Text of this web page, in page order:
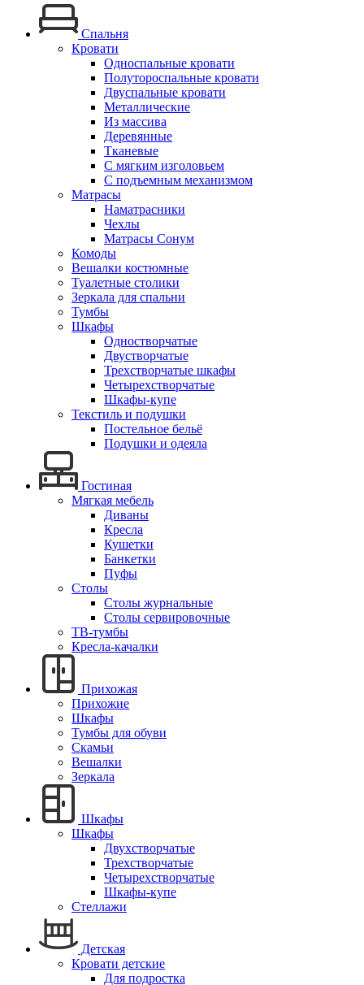
Спальня
Кровати
Односпальные кровати
Полутороспальные кровати
Двуспальные кровати
Металлические
Из массива
Деревянные
Тканевые
С мягким изголовьем
С подъемным механизмом
Матрасы
Наматрасники
Чехлы
Матрасы Сонум
Комоды
Вешалки костюмные
Туалетные столики
Зеркала для спальни
Тумбы
Шкафы
Одностворчатые
Двустворчатые
Трехстворчатые шкафы
Четырехстворчатые
Шкафы-купе
Текстиль и подушки
Постельное бельё
Подушки и одеяла
Гостиная
Мягкая мебель
Диваны
Кресла
Кушетки
Банкетки
Пуфы
Столы
Столы журнальные
Столы сервировочные
ТВ-тумбы
Кресла-качалки
Прихожая
Прихожие
Шкафы
Тумбы для обуви
Скамьи
Вешалки
Зеркала
Шкафы
Шкафы
Двухстворчатые
Трехстворчатые
Четырехстворчатые
Шкафы-купе
Стеллажи
Детская
Кровати детские
Для подростка